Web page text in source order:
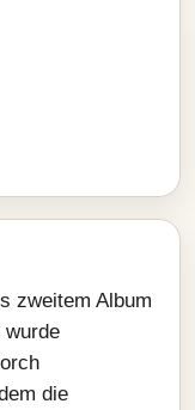
zweitem Album
wurde
die